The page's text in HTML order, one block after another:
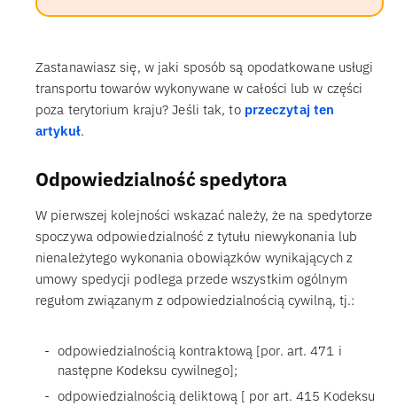
Zastanawiasz się, w jaki sposób są opodatkowane usługi
transportu towarów wykonywane w całości lub w części
poza terytorium kraju? Jeśli tak, to przeczytaj ten
artykuł.
Odpowiedzialność spedytora
W pierwszej kolejności wskazać należy, że na spedytorze
spoczywa odpowiedzialność z tytułu niewykonania lub
nienależytego wykonania obowiązków wynikających z
umowy spedycji podlega przede wszystkim ogólnym
regułom związanym z odpowiedzialnością cywilną, tj.:
odpowiedzialnością kontraktową [por. art. 471 i
następne Kodeksu cywilnego];
odpowiedzialnością deliktową [ por art. 415 Kodeksu